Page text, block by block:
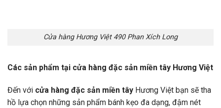
Cửa hàng Hương Việt 490 Phan Xích Long
Các sản phẩm tại cửa hàng đặc sản miền tây Hương Việt
Đến với cửa hàng đặc sản miền tây Hương Việt bạn sẽ tha
hồ lựa chọn những sản phẩm bánh kẹo đa dạng, đậm nét